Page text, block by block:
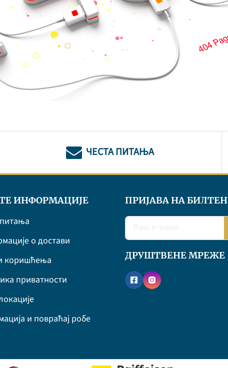
ЧЕСТА ПИТАЊА
ИНФОРМАЦИЈЕ
о достави
коришћења
приватности
и повраћај робе
ПРИЈАВА НА БИЛТЕН
ДРУШТВЕНЕ МРЕЖЕ